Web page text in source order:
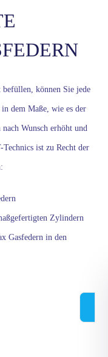
befüllen, können Sie jede
dem Maße, wie es der
Wunsch erhöht und
ist zu Recht der
Zylindern
Gasfedern in den